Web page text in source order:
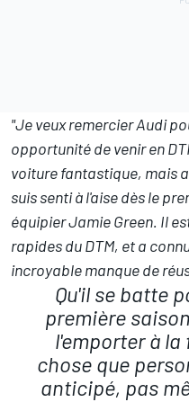
"Je veux remercier Audi
opportunité de venir en
voiture fantastique, mais
suis senti à l'aise dès le
équipier Jamie Green. Il
rapides du DTM, et a
incroyable manque de
Qu'il se batte
première
l'emporter à la
chose que
anticipé, pas